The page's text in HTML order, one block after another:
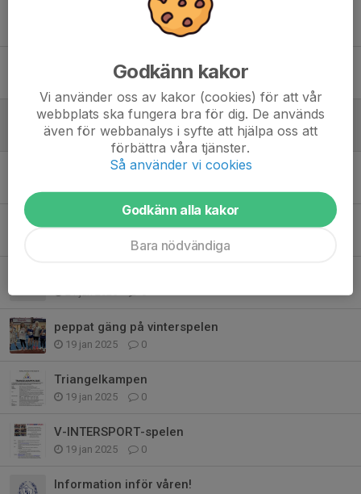
Vintersportspelen i Nyköping
Funktionärsuppdrag
14 jan, 08:41 0
Årets första tävling
7 jan, 09:30 0
Trinangelkampen 7september
peppat gäng på vinterspelen
19 jan 2025 0
Triangelkampen
19 jan 2025 0
V-INTERSPORT-spelen
19 jan 2025 0
Information inför våren!
Godkänn kakor
Vi använder oss av kakor (cookies) för att vår
webbplats ska fungera bra för dig. De används
även för webbanalys i syfte att hjälpa oss att
förbättra våra tjänster.
Så använder vi cookies
Godkänn alla kakor
Bara nödvändiga